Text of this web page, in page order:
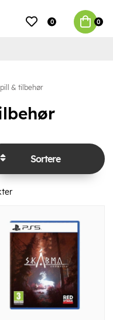
0 0
& tilbehør
Sortere